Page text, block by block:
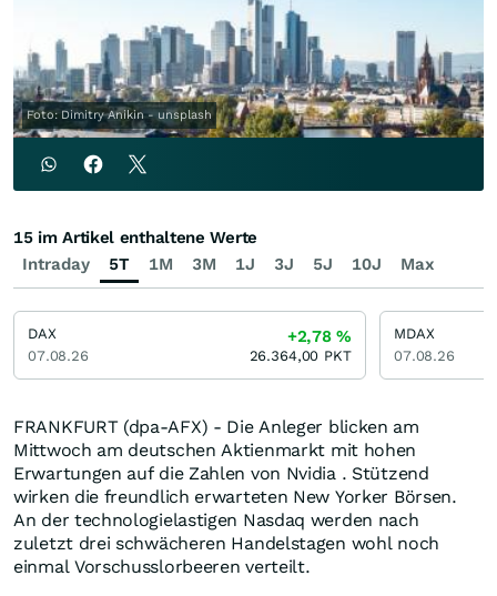
Foto: Dimitry Anikin - unsplash
FRANKFURT (dpa-AFX) - Die Anleger blicken am
Mittwoch am deutschen Aktienmarkt mit hohen
Erwartungen auf die Zahlen von Nvidia . Stützend
wirken die freundlich erwarteten New Yorker Börsen.
An der technologielastigen Nasdaq werden nach
zuletzt drei schwächeren Handelstagen wohl noch
einmal Vorschusslorbeeren verteilt.
Intraday 5T 1M 3M 1J 3J 5J 10J Max
15 im Artikel enthaltene Werte
DAX
07.08.26
+2,78%
26.364,00 PKT
MDAX
07.08.26